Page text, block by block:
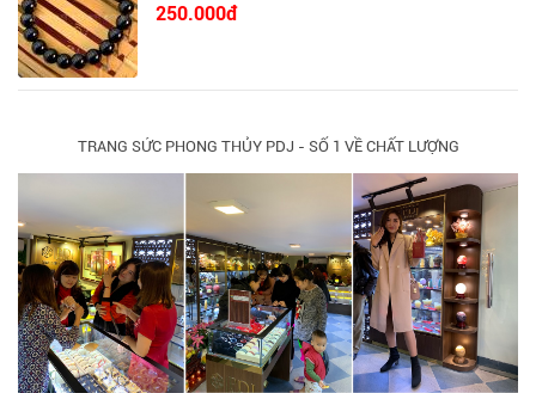
250.000đ
TRANG SỨC PHONG THỦY PDJ - SỐ 1 VỀ CHẤT LƯỢNG